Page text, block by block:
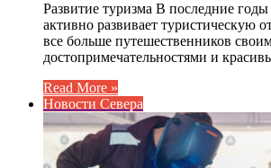
Развитие туризма В последние
активно развивает туристическую
все больше путешественников
достопримечательностями и
Read More »
Новости Севера